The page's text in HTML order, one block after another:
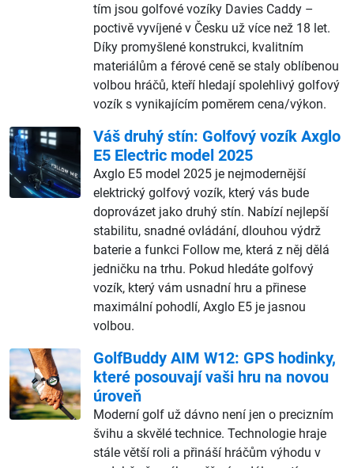
tím jsou golfové vozíky Davies Caddy –
poctivě vyvíjené v Česku už více než 18 let.
Díky promyšlené konstrukci, kvalitním
materiálům a férové ceně se staly oblíbenou
volbou hráčů, kteří hledají spolehlivý golfový
vozík s vynikajícím poměrem cena/výkon.
Váš druhý stín: Golfový vozík Axglo
E5 Electric model 2025
Axglo E5 model 2025 je nejmodernější
elektrický golfový vozík, který vás bude
doprovázet jako druhý stín. Nabízí nejlepší
stabilitu, snadné ovládání, dlouhou výdrž
baterie a funkci Follow me, která z něj dělá
jedničku na trhu. Pokud hledáte golfový
vozík, který vám usnadní hru a přinese
maximální pohodlí, Axglo E5 je jasnou
volbou.
GolfBuddy AIM W12: GPS hodinky,
které posouvají vaši hru na novou
úroveň
Moderní golf už dávno není jen o precizním
švihu a skvělé technice. Technologie hraje
stále větší roli a přináší hráčům výhodu v